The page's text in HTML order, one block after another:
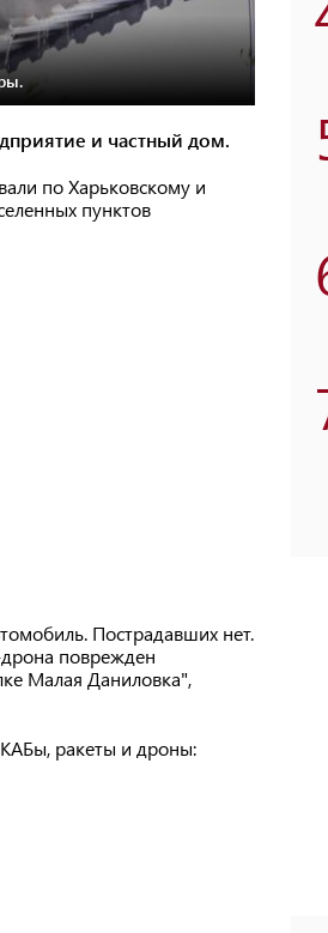
и частный дом.
по Харьковскому и
пунктов
Пострадавших нет.
дрона поврежден
Малая Даниловка",
ракеты и дроны: